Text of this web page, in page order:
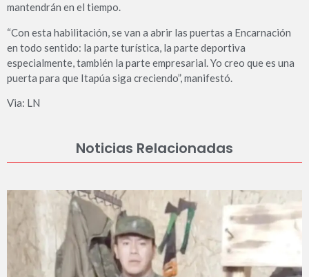
mantendrán en el tiempo.
“Con esta habilitación, se van a abrir las puertas a Encarnación
en todo sentido: la parte turística, la parte deportiva
especialmente, también la parte empresarial. Yo creo que es una
puerta para que Itapúa siga creciendo”, manifestó.
Via: LN
Noticias Relacionadas